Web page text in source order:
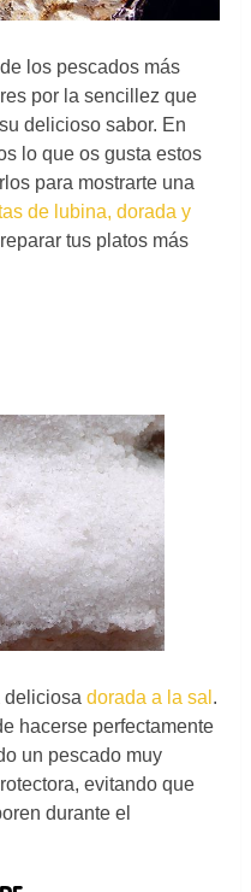
los pescados más
por la sencillez que
delicioso sabor. En
lo que os gusta estos
para mostrarte una
de lubina, dorada y
tus platos más
deliciosadorada a la sal .
hacerse perfectamente
un pescado muy
evitando que
durante el